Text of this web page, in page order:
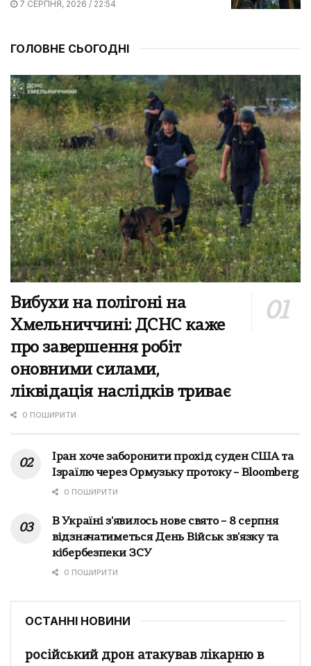
7 СЕРПНЯ, 2026 / 22:54
ГОЛОВНЕ СЬОГОДНІ
Вибухи на полігоні на
Хмельниччині: ДСНС каже
про завершення робіт
оновними силами,
ліквідація наслідків триває
0 ПОШИРИТИ
Іран хоче заборонити прохід суден США та
Ізраїлю через Ормузьку протоку – Bloomberg
0 ПОШИРИТИ
В Україні з'явилось нове свято – 8 серпня
відзначатиметься День Військ зв'язку та
кібербезпеки ЗСУ
0 ПОШИРИТИ
ОСТАННІ НОВИНИ
російський дрон атакував лікарню в